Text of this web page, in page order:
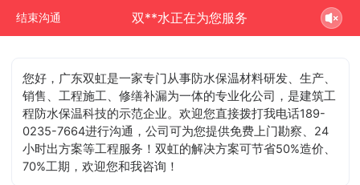
结束沟通 双**水正在为您服务
您好，广东双虹是一家专门从事防水保温材料研发、生产、
销售、工程施工、修缮补漏为一体的专业化公司，是建筑工
程防水保温科技的示范企业。欢迎您直接拨打我电话189-
0235-7664进行沟通，公司可为您提供免费上门勘察、24
小时出方案等工程服务！双虹的解决方案可节省50%造价、
70%工期，欢迎您和我咨询！